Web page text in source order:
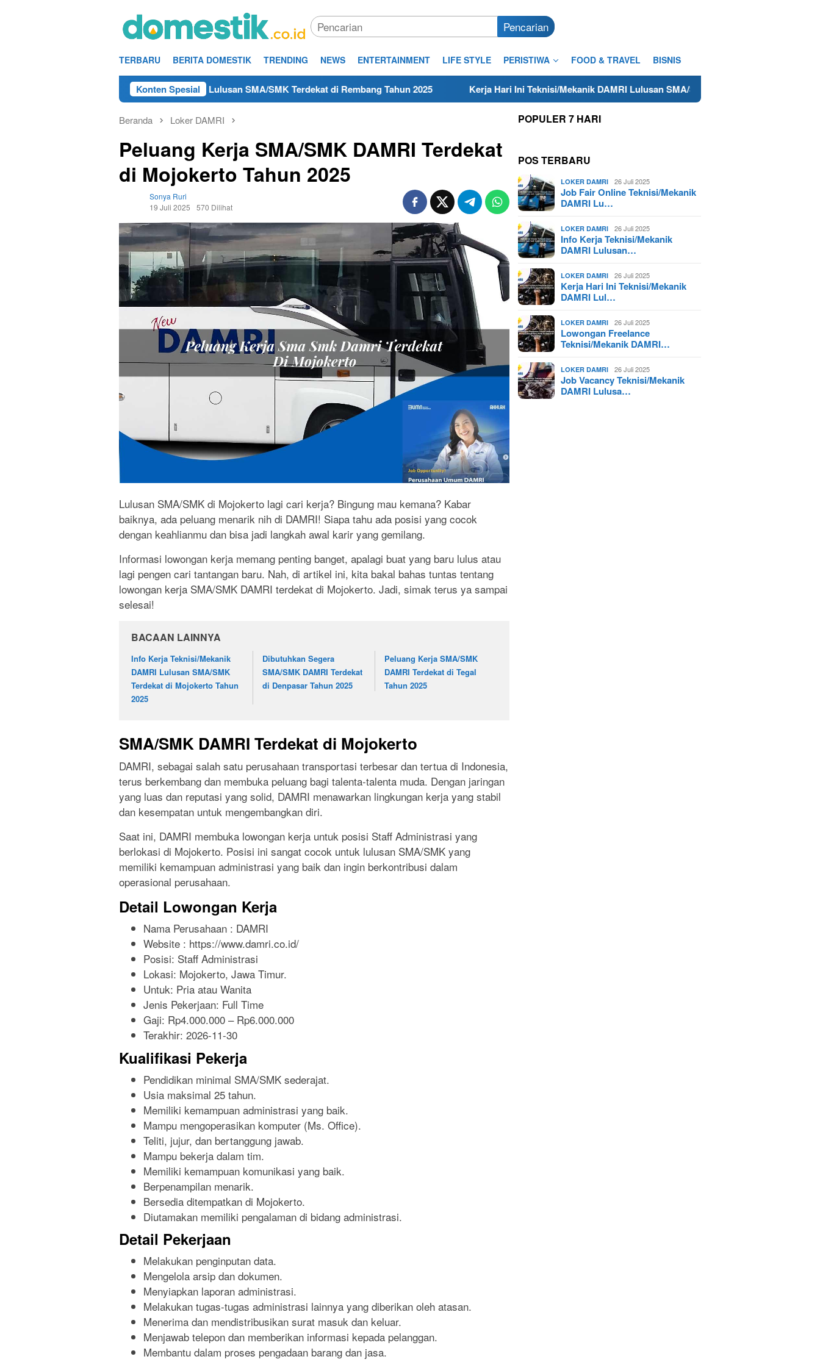
Pencarian
TERBARU BERITA DOMESTIK TRENDING NEWS ENTERTAINMENT LIFE STYLE PERISTIWA FOOD & TRAVEL BISNIS
Konten Spesial
Teknisi/Mekanik DAMRI Lulusan SMA/SMK Terdekat di Rembang Tahun 2025 Kerja Hari Ini Teknisi/Mekanik DAMRI Lulusan SMA/SMK Terdekat di Cilacap Tahun 2025
Beranda Loker DAMRI
Peluang Kerja SMA/SMK DAMRI Terdekat
di Mojokerto Tahun 2025
Sonya Ruri
19 Juli 2025
570 Dilihat
Lulusan SMA/SMK di Mojokerto lagi cari kerja? Bingung mau kemana? Kabar
baiknya, ada peluang menarik nih di DAMRI! Siapa tahu ada posisi yang cocok
dengan keahlianmu dan bisa jadi langkah awal karir yang gemilang.
Informasi lowongan kerja memang penting banget, apalagi buat yang baru lulus atau
lagi pengen cari tantangan baru. Nah, di artikel ini, kita bakal bahas tuntas tentang
lowongan kerja SMA/SMK DAMRI terdekat di Mojokerto. Jadi, simak terus ya sampai
selesai!
BACAAN LAINNYA
Info Kerja Teknisi/Mekanik
DAMRI Lulusan SMA/SMK
Terdekat di Mojokerto Tahun
2025
Dibutuhkan Segera
SMA/SMK DAMRI Terdekat
di Denpasar Tahun 2025
Peluang Kerja SMA/SMK
DAMRI Terdekat di Tegal
Tahun 2025
SMA/SMK DAMRI Terdekat di Mojokerto
DAMRI, sebagai salah satu perusahaan transportasi terbesar dan tertua di Indonesia,
terus berkembang dan membuka peluang bagi talenta-talenta muda. Dengan jaringan
yang luas dan reputasi yang solid, DAMRI menawarkan lingkungan kerja yang stabil
dan kesempatan untuk mengembangkan diri.
Saat ini, DAMRI membuka lowongan kerja untuk posisi Staff Administrasi yang
berlokasi di Mojokerto. Posisi ini sangat cocok untuk lulusan SMA/SMK yang
memiliki kemampuan administrasi yang baik dan ingin berkontribusi dalam
operasional perusahaan.
Detail Lowongan Kerja
Nama Perusahaan : DAMRI
Website : https://www.damri.co.id/
Posisi: Staff Administrasi
Lokasi: Mojokerto, Jawa Timur.
Untuk: Pria atau Wanita
Jenis Pekerjaan: Full Time
Gaji: Rp4.000.000 – Rp6.000.000
Terakhir: 2026-11-30
Kualifikasi Pekerja
Pendidikan minimal SMA/SMK sederajat.
Usia maksimal 25 tahun.
Memiliki kemampuan administrasi yang baik.
Mampu mengoperasikan komputer (Ms. Office).
Teliti, jujur, dan bertanggung jawab.
Mampu bekerja dalam tim.
Memiliki kemampuan komunikasi yang baik.
Berpenampilan menarik.
Bersedia ditempatkan di Mojokerto.
Diutamakan memiliki pengalaman di bidang administrasi.
Detail Pekerjaan
Melakukan penginputan data.
Mengelola arsip dan dokumen.
Menyiapkan laporan administrasi.
Melakukan tugas-tugas administrasi lainnya yang diberikan oleh atasan.
Menerima dan mendistribusikan surat masuk dan keluar.
Menjawab telepon dan memberikan informasi kepada pelanggan.
Membantu dalam proses pengadaan barang dan jasa.
POPULER 7 HARI
POS TERBARU
LOKER DAMRI 26 Juli 2025
Job Fair Online Teknisi/Mekanik
DAMRI Lu…
LOKER DAMRI 26 Juli 2025
Info Kerja Teknisi/Mekanik
DAMRI Lulusan…
LOKER DAMRI 26 Juli 2025
Kerja Hari Ini Teknisi/Mekanik
DAMRI Lul…
LOKER DAMRI 26 Juli 2025
Lowongan Freelance
Teknisi/Mekanik DAMRI…
LOKER DAMRI 26 Juli 2025
Job Vacancy Teknisi/Mekanik
DAMRI Lulusa…